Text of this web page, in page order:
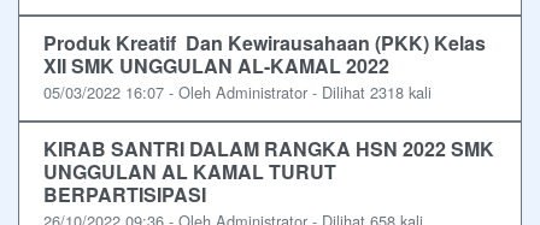
Produk Kreatif Dan Kewirausahaan (PKK) Kelas
XII SMK UNGGULAN AL-KAMAL 2022
05/03/2022 16:07 - Oleh Administrator - Dilihat 2318 kali
KIRAB SANTRI DALAM RANGKA HSN 2022 SMK
UNGGULAN AL KAMAL TURUT
BERPARTISIPASI